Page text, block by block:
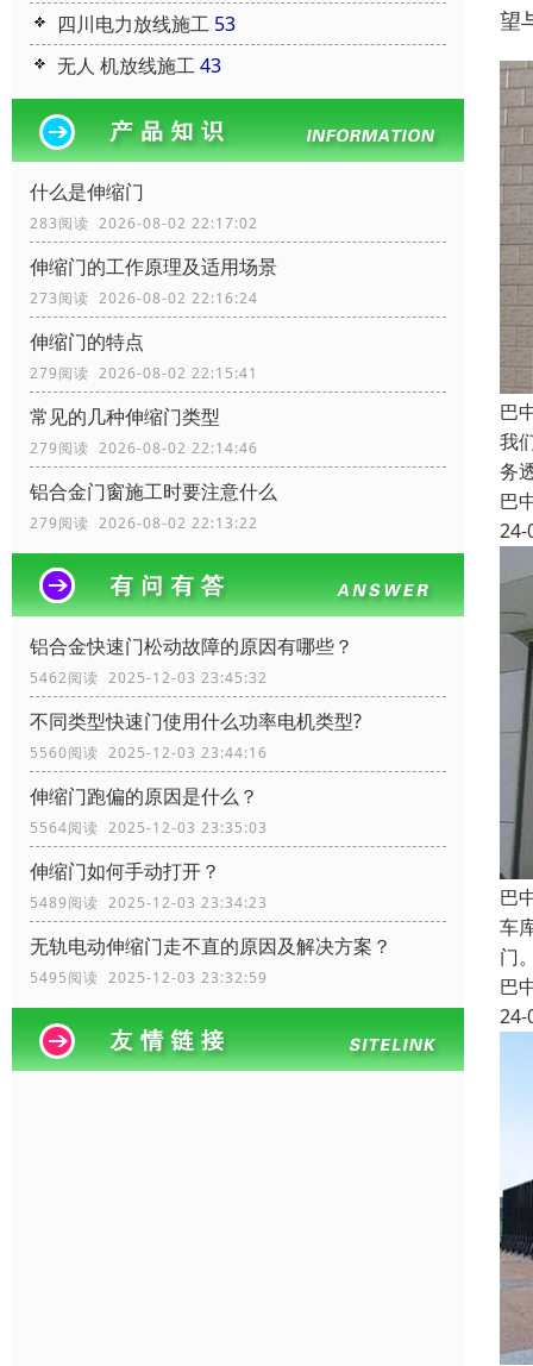
四川电力放线施工 53
无人 机放线施工43
什么是伸缩门
283阅读 2026-08-02 22:17:02
伸缩门的工作原理及适用场景
273阅读 2026-08-02 22:16:24
伸缩门的特点
279阅读 2026-08-02 22:15:41
常见的几种伸缩门类型
279阅读 2026-08-02 22:14:46
铝合金门窗施工时要注意什么
279阅读 2026-08-02 22:13:22
铝合金快速门松动故障的原因有哪些？
5462阅读 2025-12-03 23:45:32
不同类型快速门使用什么功率电机类型?
5560阅读 2025-12-03 23:44:16
伸缩门跑偏的原因是什么？
5564阅读 2025-12-03 23:35:03
伸缩门如何手动打开？
5489阅读 2025-12-03 23:34:23
无轨电动伸缩门走不直的原因及解决方案？
5495阅读 2025-12-03 23:32:59
望
巴
我
务
巴
24-
巴
车
门
巴
24-